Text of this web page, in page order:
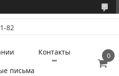
82
Контакты
письма